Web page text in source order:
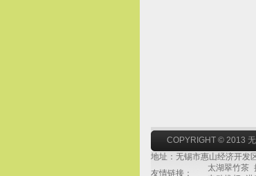
COPYRIGHT © 2013
地址：无锡市惠山经济开发
友情链接：
太湖翠竹茶